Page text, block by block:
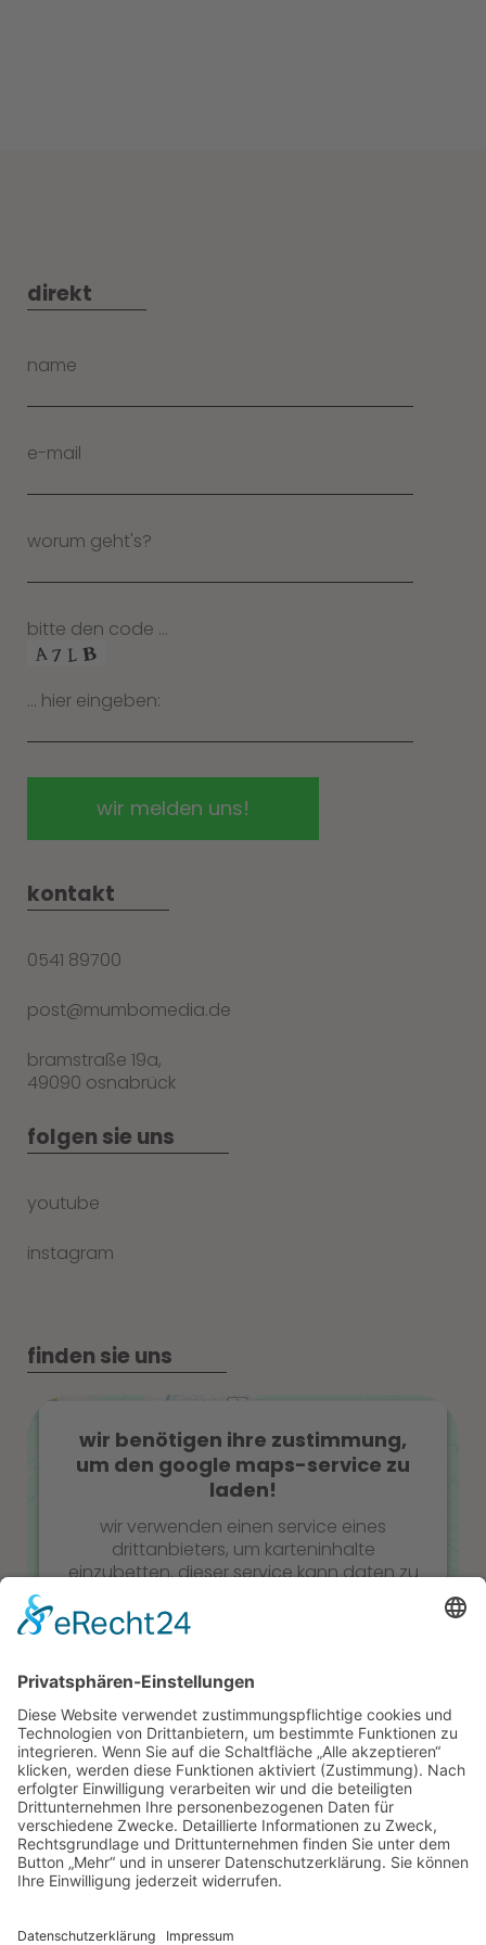
direkt
name
e-mail
worum geht's?
bitte den code …
… hier eingeben:
kontakt
0541 89700
post@mumbomedia.de
bramstraße 19a,
49090 osnabrück
folgen sie uns
youtube
instagram
finden sie uns
wir benötigen ihre zustimmung,
um den google maps-service zu
laden!
wir verwenden einen service eines
drittanbieters, um karteninhalte
einzubetten. dieser service kann daten zu
die details durch und stimmen sie der
nutzung des service zu, um diese karte
Akzeptieren
powered byusercentrics consent
management platform&erecht24
zum recht
impressum